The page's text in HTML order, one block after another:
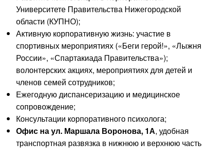
Университете Правительства Нижегородской
области (КУПНО);
Активную корпоративную жизнь: участие в
спортивных мероприятиях («Беги герой!», «Лыжня
России», «Спартакиада Правительства»);
волонтерских акциях, мероприятиях для детей и
членов семей сотрудников;
Ежегодную диспансеризацию и медицинское
сопровождение;
Консультации корпоративного психолога;
Офис на ул. Маршала Воронова, 1А, удобная
транспортная развязка в нижнюю и верхнюю часть